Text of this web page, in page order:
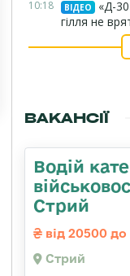
10:18 ВІДЕО
«Д-
гілля не
ВАКАНСІЇ
Водій
Стрий
від 20500
Стрий